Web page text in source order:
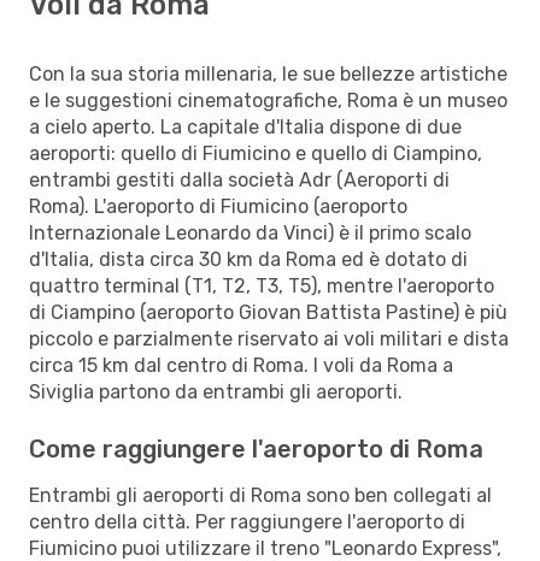
Con la sua storia millenaria, le sue bellezze artistiche
e le suggestioni cinematografiche, Roma è un museo
a cielo aperto. La capitale d'Italia dispone di due
aeroporti: quello di Fiumicino e quello di Ciampino,
entrambi gestiti dalla società Adr (Aeroporti di
Roma). L'aeroporto di Fiumicino (aeroporto
Internazionale Leonardo da Vinci) è il primo scalo
d'Italia, dista circa 30 km da Roma ed è dotato di
quattro terminal (T1, T2, T3, T5), mentre l'aeroporto
di Ciampino (aeroporto Giovan Battista Pastine) è più
piccolo e parzialmente riservato ai voli militari e dista
circa 15 km dal centro di Roma. I voli da Roma a
Siviglia partono da entrambi gli aeroporti.
Come raggiungere l'aeroporto di Roma
Entrambi gli aeroporti di Roma sono ben collegati al
centro della città. Per raggiungere l'aeroporto di
Fiumicino puoi utilizzare il treno "Leonardo Express",